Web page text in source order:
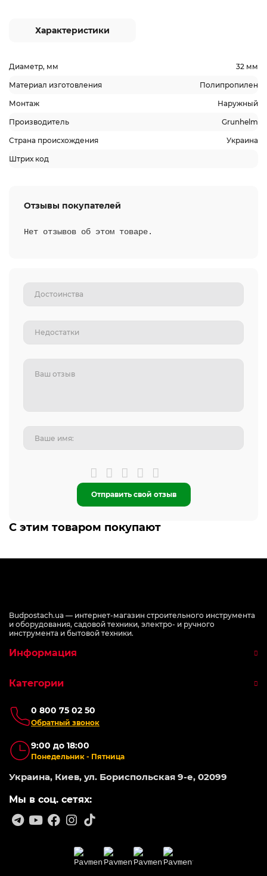
Характеристики
Диаметр, мм 32 мм
Материал изготовления Полипропилен
Монтаж Наружный
Производитель Grunhelm
Страна происхождения Украина
Штрих код
Отзывы покупателей
Нет отзывов об этом товаре.
Отправить свой отзыв
С этим товаром покупают
Budpostach.ua — интернет-магазин строительного инструмента
и оборудования, садовой техники, электро- и ручного
инструмента и бытовой техники.
0 800 75 02 50
Обратный звонок
9:00 до 18:00
Понедельник - Пятница
Украина, Киев, ул. Бориспольская 9-е, 02099
Мы в соц. сетях:
Информация
Категории